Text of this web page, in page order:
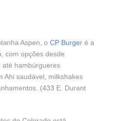
Aspen, o CP Burger é a
com opções desde
até hambúrgueres
Ahi saudável, milkshakes
(433 E. Durant